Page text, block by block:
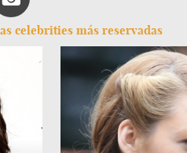
celebrities más reservadas